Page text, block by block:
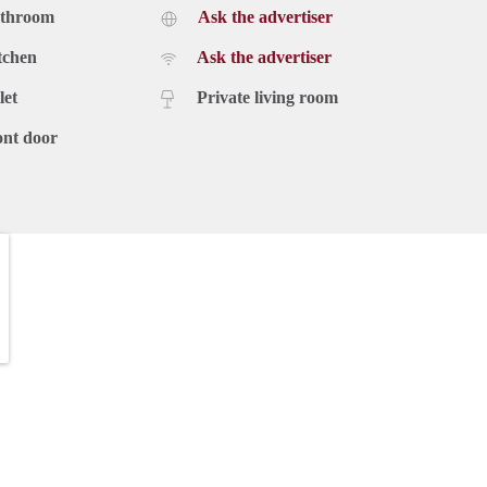
door
Ask the advertiser
Ask the advertiser
Private living room